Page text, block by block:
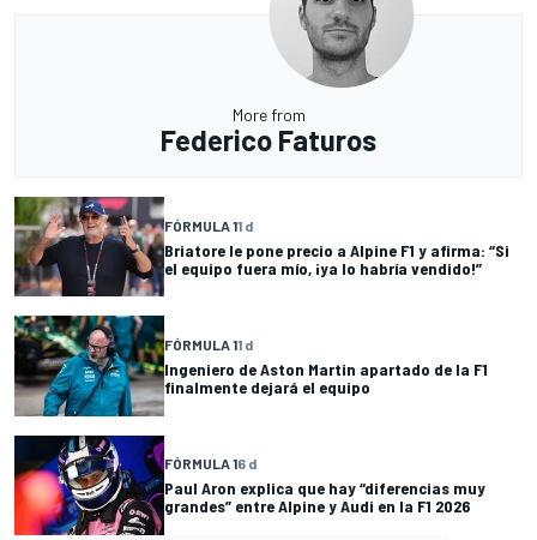
More from
Federico Faturos
FÓRMULA 11 d
Briatore le pone precio a Alpine F1 y afirma: “Si
el equipo fuera mío, ¡ya lo habría vendido!”
FÓRMULA 11 d
Ingeniero de Aston Martin apartado de la F1
finalmente dejará el equipo
FÓRMULA 16 d
Paul Aron explica que hay “diferencias muy
grandes” entre Alpine y Audi en la F1 2026